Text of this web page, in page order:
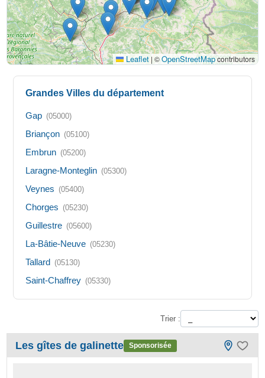
Leaflet | ©OpenStreetMapcontributors
Grandes Villes du département
Gap (05000)
Briançon (05100)
Embrun (05200)
Laragne-Monteglin (05300)
Veynes (05400)
Chorges (05230)
Guillestre (05600)
La-Bâtie-Neuve (05230)
Tallard (05130)
Saint-Chaffrey (05330)
Trier :
Les gîtes de galinette Sponsorisée